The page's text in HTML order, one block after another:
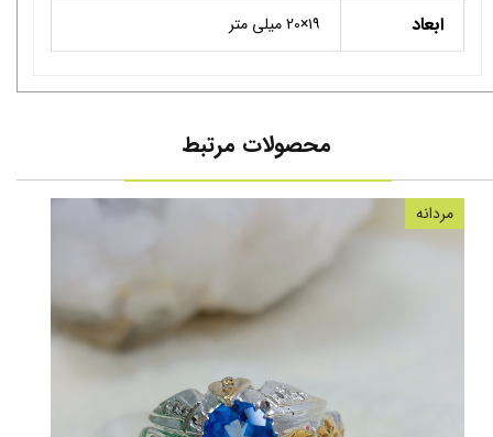
ابعاد ۱۹×20 میلی متر
محصولات مرتبط
مردانه